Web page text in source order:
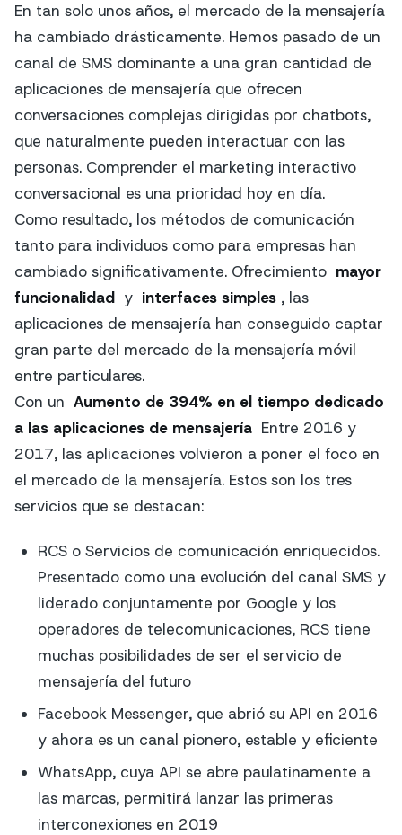
En tan solo unos años, el mercado de la mensajería
ha cambiado drásticamente. Hemos pasado de un
canal de SMS dominante a una gran cantidad de
aplicaciones de mensajería que ofrecen
conversaciones complejas dirigidas por chatbots,
que naturalmente pueden interactuar con las
personas. Comprender el marketing interactivo
conversacional es una prioridad hoy en día.
Como resultado, los métodos de comunicación
tanto para individuos como para empresas han
cambiado significativamente. Ofrecimiento mayor
funcionalidad y interfaces simples , las
aplicaciones de mensajería han conseguido captar
gran parte del mercado de la mensajería móvil
entre particulares.
Con un Aumento de 394% en el tiempo dedicado
a las aplicaciones de mensajería Entre 2016 y
2017, las aplicaciones volvieron a poner el foco en
el mercado de la mensajería. Estos son los tres
servicios que se destacan:
RCS o Servicios de comunicación enriquecidos.
Presentado como una evolución del canal SMS y
liderado conjuntamente por Google y los
operadores de telecomunicaciones, RCS tiene
muchas posibilidades de ser el servicio de
mensajería del futuro
Facebook Messenger, que abrió su API en 2016
y ahora es un canal pionero, estable y eficiente
WhatsApp, cuya API se abre paulatinamente a
las marcas, permitirá lanzar las primeras
interconexiones en 2019